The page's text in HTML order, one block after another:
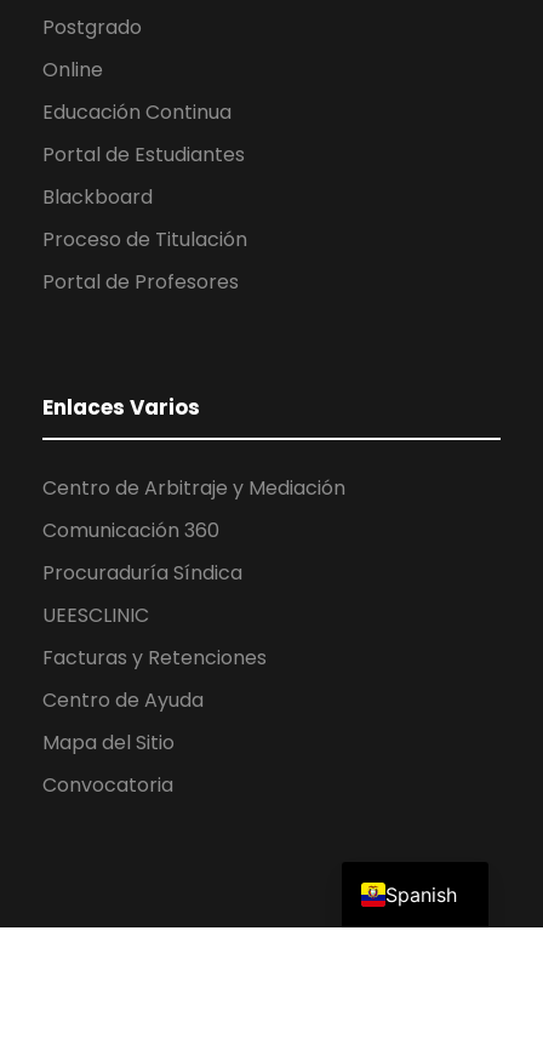
Postgrado
Online
Educación Continua
Portal de Estudiantes
Blackboard
Proceso de Titulación
Portal de Profesores
Enlaces Varios
Centro de Arbitraje y Mediación
Comunicación 360
Procuraduría Síndica
UEESCLINIC
Facturas y Retenciones
Centro de Ayuda
Mapa del Sitio
Convocatoria
Spanish